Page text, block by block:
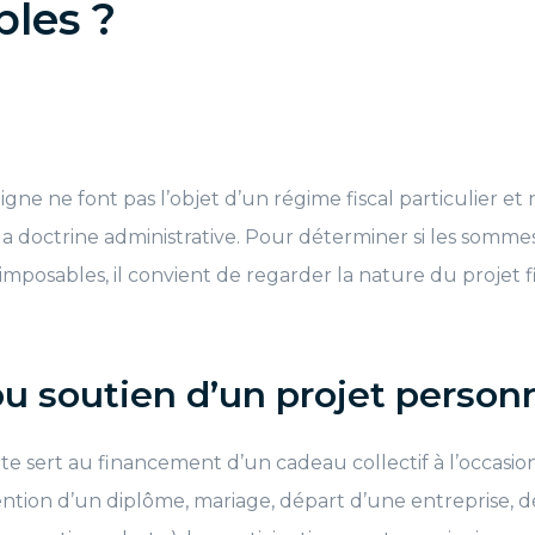
?
ne font pas l’objet d’un régime fiscal particulier et
doctrine administrative. Pour déterminer si les
il convient de regarder la nature du projet
soutien d’un projet
sert au financement d’un cadeau collectif à
d’un diplôme, mariage, départ d’une entreprise,